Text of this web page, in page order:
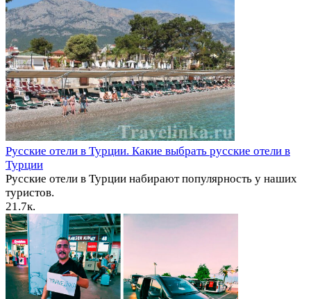
Русские отели в Турции. Какие выбрать русские отели в
Турции
Русские отели в Турции набирают популярность у наших
туристов.
21.7к.